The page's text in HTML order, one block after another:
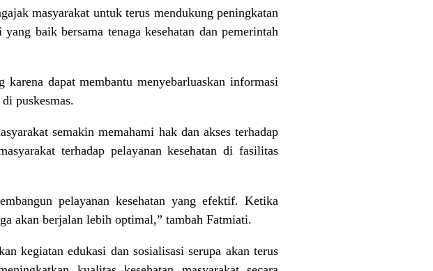
masyarakat untuk terus mendukung peningkatan
baik bersama tenaga kesehatan dan pemerintah
dapat membantu menyebarluaskan informasi
puskesmas.
semakin memahami hak dan akses terhadap
terhadap pelayanan kesehatan di fasilitas
pelayanan kesehatan yang efektif. Ketika
akan berjalan lebih optimal,” tambah Fatmiati.
kegiatan edukasi dan sosialisasi serupa akan terus